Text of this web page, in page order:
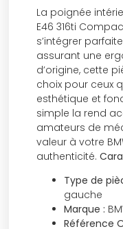
La poignée
E46 316ti
s’intégrer
assurant une
d’origine, cette
choix pour ceux
esthétique et
simple la rend
amateurs de
valeur à votre
authenticité.
Type de
gauche
Marque :
Référence